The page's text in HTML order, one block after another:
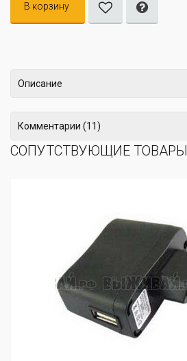
В корзину
Описание
Комментарии (11)
СОПУТСТВУЮЩИЕ ТОВАРЫ